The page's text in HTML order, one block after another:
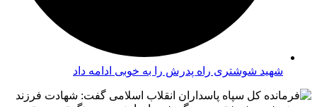
شهید شوشتری راه پدرش را به خوبی ادامه داد